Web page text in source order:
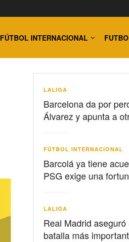
FÚTBOL INTERNACIONAL
LALIGA
Barcelona da por
Álvarez y apunta a
FÚTBOL INTERNACIONAL
Barcolá ya tiene
PSG exige una
LALIGA
Real Madrid
batalla más